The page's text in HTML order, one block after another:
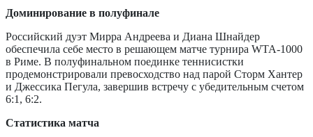
Доминирование в полуфинале
Российский дуэт Мирра Андреева и Диана Шнайдер
обеспечила себе место в решающем матче турнира WTA-1000
в Риме. В полуфинальном поединке теннисистки
продемонстрировали превосходство над парой Сторм Хантер
и Джессика Пегула, завершив встречу с убедительным счетом
6:1, 6:2.
Статистика матча